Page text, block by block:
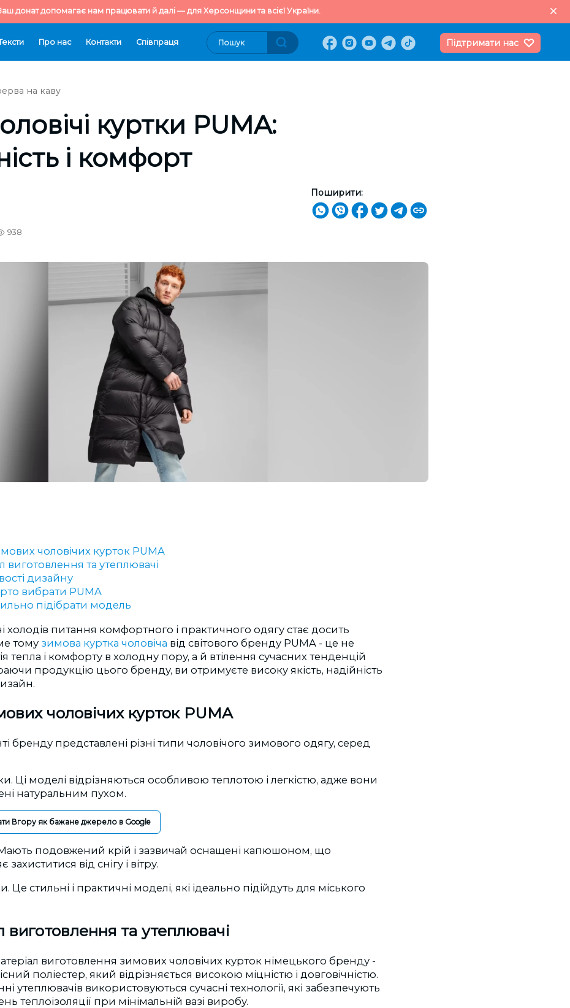
донат допомагає нам працювати й далі — для Херсонщини та всієї України.
Про нас Контакти Cпівпраця Підтримати нас
на каву
куртки PUMA:
і комфорт
Поширити:
938
чоловічих курток PUMA
виготовлення та утеплювачі
дизайну
вибрати PUMA
підібрати модель
холодів питання комфортного і практичного одягу стає досить
тому зимова куртка чоловіча від світового бренду PUMA - це не
тепла і комфорту в холодну пору, а й втілення сучасних тенденцій
продукцію цього бренду, ви отримуєте високу якість, надійність
чоловічих курток PUMA
бренду представлені різні типи чоловічого зимового одягу, серед
Ці моделі відрізняються особливою теплотою і легкістю, адже вони
натуральним пухом.
Вгору як бажане джерело в Google
подовжений крій і зазвичай оснащені капюшоном, що
захиститися від снігу і вітру.
Це стильні і практичні моделі, які ідеально підійдуть для міського
виготовлення та утеплювачі
виготовлення зимових чоловічих курток німецького бренду -
поліестер, який відрізняється високою міцністю і довговічністю.
утеплювачів використовуються сучасні технології, які забезпечують
теплоізоляції при мінімальній вазі виробу.